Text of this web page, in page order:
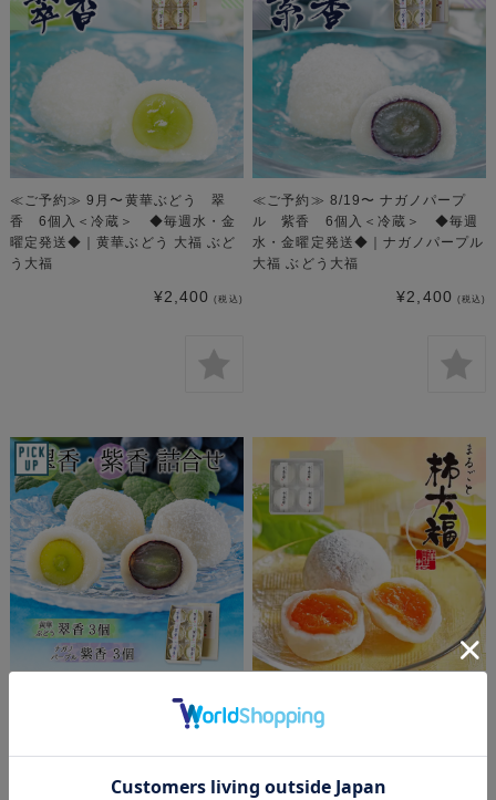
≪ご予約≫ 9月〜黄華ぶどう 翠
香 6個入＜冷蔵＞ ◆毎週水・金
曜定発送◆｜黄華ぶどう 大福 ぶど
う大福
¥2,400 (税込)
≪ご予約≫ 8/19〜 ナガノパープ
ル 紫香 6個入＜冷蔵＞ ◆毎週
水・金曜定発送◆｜ナガノパープル
大福 ぶどう大福
¥2,400 (税込)
詰合せ 6個入＜冷蔵＞ ◆毎週
水・金曜定発送◆｜黄華ぶどう ナ
ガノパープル 大福 ぶどう大福
¥2,400 (税込)
もち 餅 大福 柿 白あん 求肥